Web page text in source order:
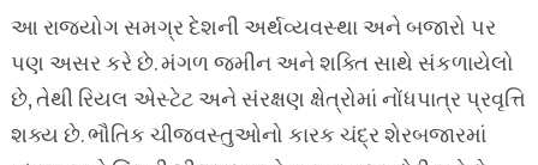
આ રાજયોગ સમગ્ર દેશની અર્થવ્યવસ્થા અને બજારો પર
પણ અસર કરે છે. મંગળ જમીન અને શક્તિ સાથે સંકળાયેલો
છે, તેથી રિયલ એસ્ટેટ અને સંરક્ષણ ક્ષેત્રોમાં નોંધપાત્ર પ્રવૃત્તિ
શક્ય છે. ભૌતિક ચીજવસ્તુઓનો કારક ચંદ્ર શેરબજારમાં